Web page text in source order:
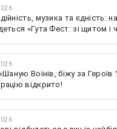
музика та єдність:
«Гута Фест: зі щитом і
Воїнів, біжу за Героїв
відкрито!